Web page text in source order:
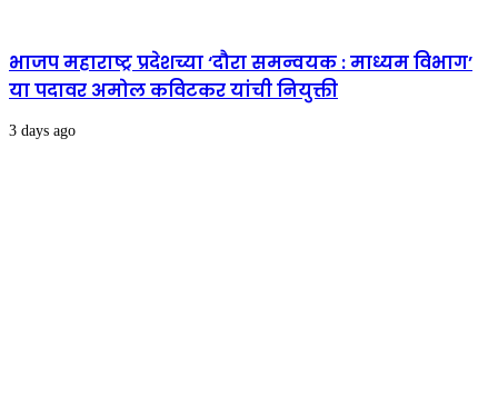
भाजप महाराष्ट्र प्रदेशच्या ‘दौरा समन्वयक : माध्यम विभाग’
या पदावर अमोल कविटकर यांची नियुक्ती
3 days ago